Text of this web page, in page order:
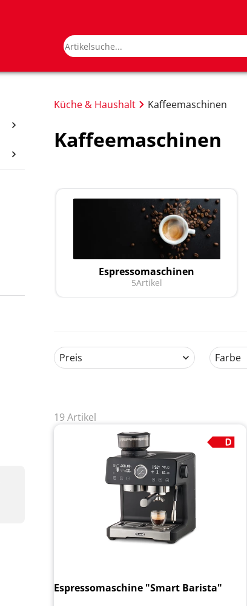
Küche & Haushalt Kaffeemaschinen
Kaffeemaschinen
Espressomaschinen
5Artikel
Preis Farbe
19 Artikel
Espressomaschine "Smart Barista"